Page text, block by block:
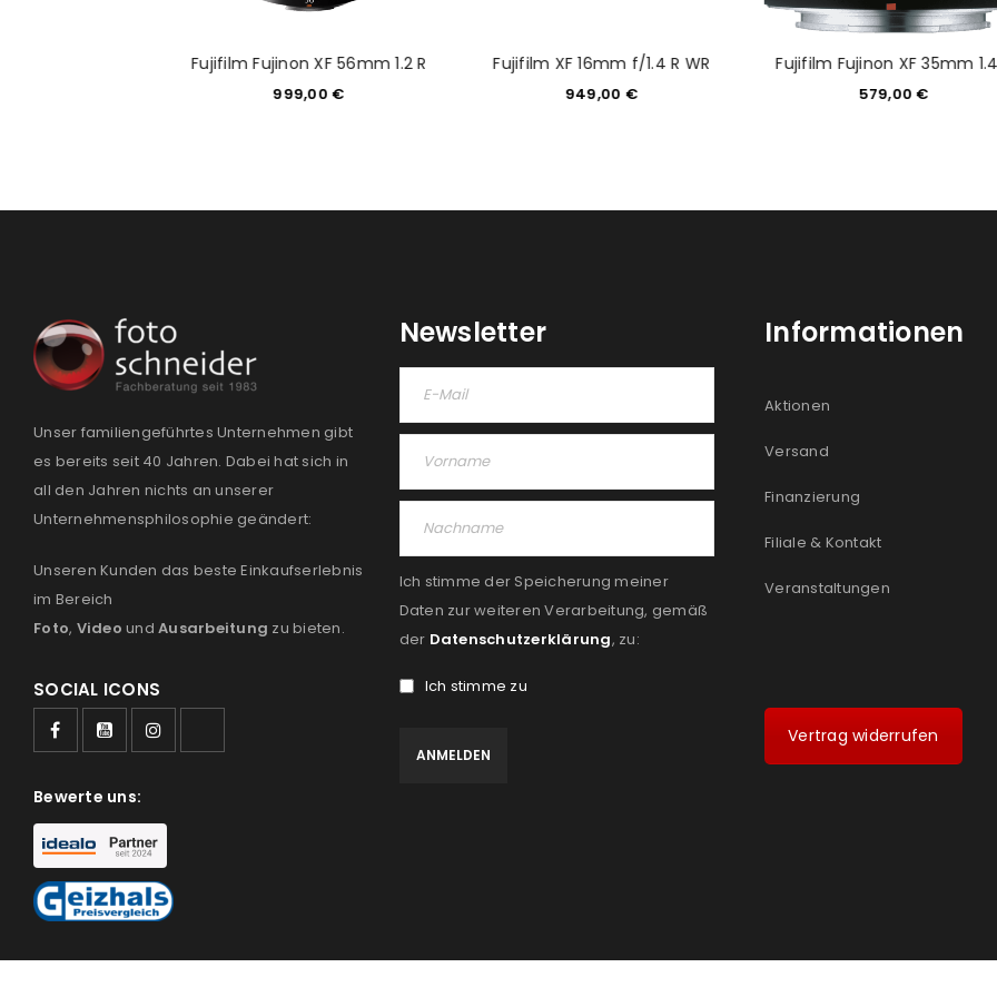
Fujifilm Fujinon XF 56mm 1.2 R
999,00€
Fujifilm XF 16mm f/1.4 R WR
949,00 €
Fujifilm Fujinon XF 35mm
579,00€
Unser familiengeführtes Unternehmen gibt
es bereits seit 40 Jahren. Dabei hat sich in
all den Jahren nichts an unserer
Unternehmensphilosophie geändert:
Unseren Kunden das beste Einkaufserlebnis
im Bereich
Foto, Video und Ausarbeitung zu bieten.
SOCIAL ICONS
Bewerte uns:
Newsletter
Ich stimme der Speicherung meiner
Daten zur weiteren Verarbeitung, gemäß
der Datenschutzerklärung, zu:
Ich stimme zu
Informationen
Aktionen
Versand
Finanzierung
Filiale & Kontakt
Veranstaltungen
Vertrag widerrufen